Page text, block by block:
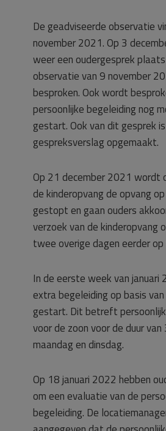
De geadviseerde observatie
november 2021. Op 3
weer een oudergesprek
observatie van 9 november
besproken. Ook wordt
persoonlijke begeleiding nog
gestart. Ook van dit gesprek
gespreksverslag opgemaakt.
Op 21 december 2021 wordt
de kinderopvang de opvang
gestopt en gaan ouders
verzoek van de kinderopvang
twee overige dagen eerder
In de eerste week van
extra begeleiding op basis
gestart. Dit betreft
voor de zoon voor de duur van
maandag en dinsdag.
Op 18 januari 2022 hebben
om een evaluatie van de
begeleiding. De